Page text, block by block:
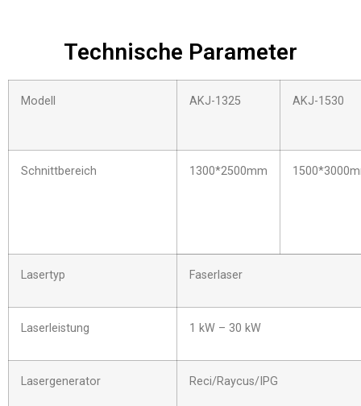
Technische Parameter
Modell AKJ-1325 AKJ-1530
Schnittbereich 1300*2500mm
Lasertyp Faserlaser
Laserleistung 1 kW – 30 kW
Lasergenerator Reci/Raycus/IPG